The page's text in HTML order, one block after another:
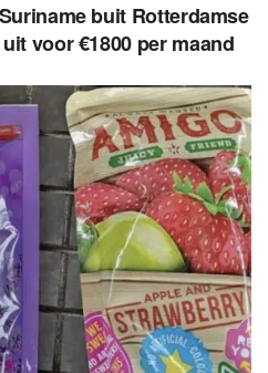
buit Rotterdamse
voor €1800 per maand